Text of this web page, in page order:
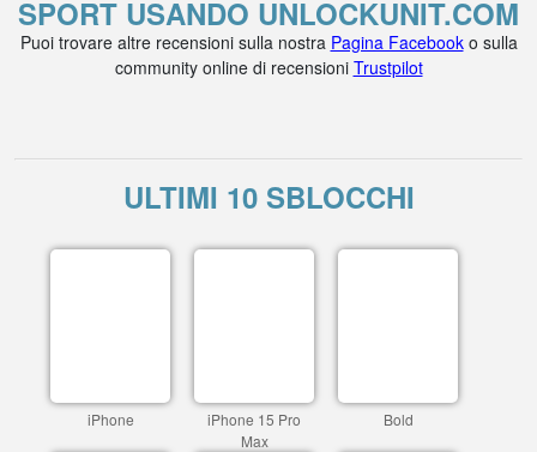
SPORT USANDO UNLOCKUNIT.COM
Puoi trovare altre recensioni sulla nostra Pagina Facebooko sulla
community online di recensioni Trustpilot
ULTIMI 10 SBLOCCHI
iPhone
iPhone 15 Pro
Max
Bold